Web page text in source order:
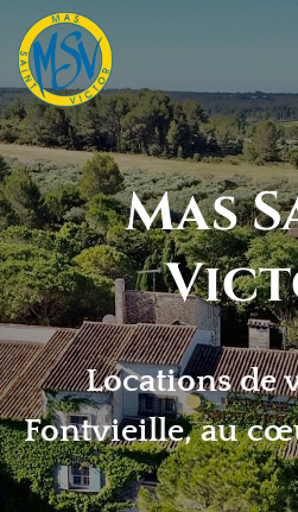
Mas
Locations de
Fontvieille, au